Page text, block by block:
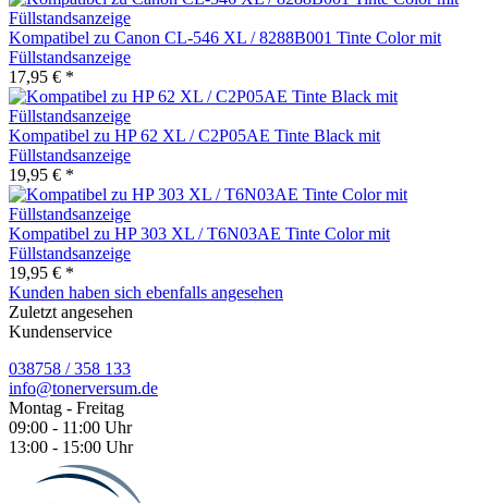
Kompatibel zu Canon CL-546 XL / 8288B001 Tinte Color mit
Füllstandsanzeige
17,95 € *
Kompatibel zu HP 62 XL / C2P05AE Tinte Black mit
Füllstandsanzeige
19,95 € *
Kompatibel zu HP 303 XL / T6N03AE Tinte Color mit
Füllstandsanzeige
19,95 € *
Kunden haben sich ebenfalls angesehen
Zuletzt angesehen
Kundenservice
038758 / 358 133
info@tonerversum.de
Montag - Freitag
09:00 - 11:00 Uhr
13:00 - 15:00 Uhr